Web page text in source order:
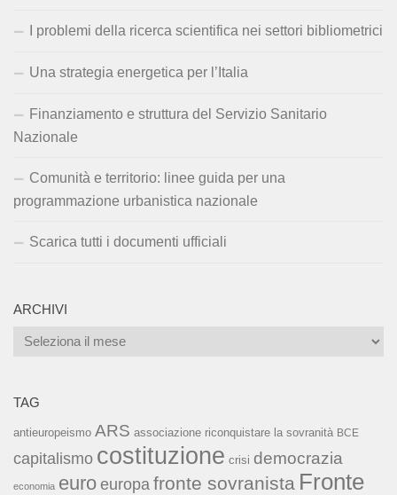
I problemi della ricerca scientifica nei settori bibliometrici
Una strategia energetica per l’Italia
Finanziamento e struttura del Servizio Sanitario
Nazionale
Comunità e territorio: linee guida per una
programmazione urbanistica nazionale
Scarica tutti i documenti ufficiali
ARCHIVI
Archivi
TAG
antieuropeismo ARS associazione riconquistare la sovranità BCE
capitalismo costituzione crisi democrazia
economia euro europa fronte sovranista Fronte